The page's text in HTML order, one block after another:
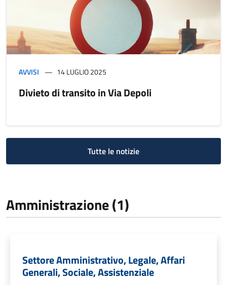
AVVISI 14 LUGLIO 2025
Divieto di transito in Via Depoli
Tutte le notizie
Amministrazione (1)
Settore Amministrativo, Legale, Affari
Generali, Sociale, Assistenziale